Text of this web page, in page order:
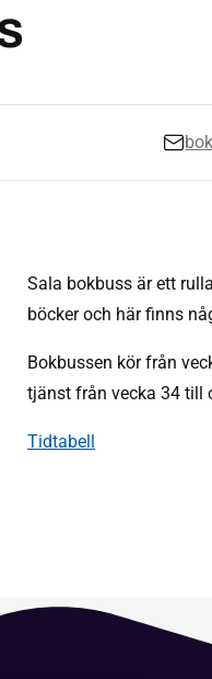
Sala bokbuss är ett
böcker och här finns
Bokbussen kör från
tjänst från vecka 34 till
Tidtabell